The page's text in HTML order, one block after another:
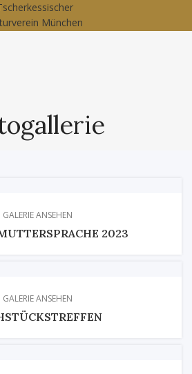
GALERIE ANSEHEN
2023
GALERIE ANSEHEN